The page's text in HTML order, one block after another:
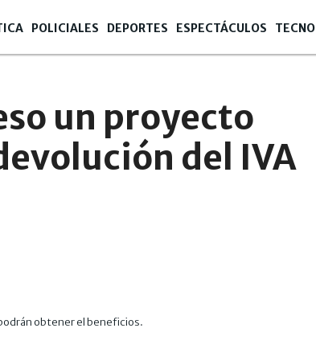
POLICIALES DEPORTES ESPECTÁCULOS TECNO
un proyecto
del IVA
obtener el beneficios.